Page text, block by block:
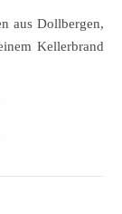
Kellerbrand